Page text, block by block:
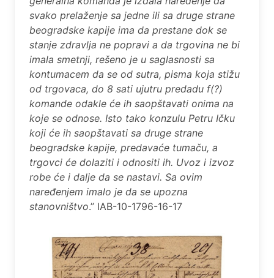
svako prelaženje sa jedne ili sa druge strane
beogradske kapije ima da prestane dok se
stanje zdravlja ne popravi a da trgovina ne bi
imala smetnji, rešeno je u saglasnosti sa
kontumacem da se od sutra, pisma koja stižu
od trgovaca, do 8 sati ujutru predadu f(?)
komande odakle će ih saopštavati onima na
koje se odnose. Isto tako konzulu Petru Ičku
koji će ih saopštavati sa druge strane
beogradske kapije, predavaće tumaču, a
trgovci će dolaziti i odnositi ih. Uvoz i izvoz
robe će i dalje da se nastavi. Sa ovim
naređenjem imalo je da se upozna
stanovništvo.” IAB-10-1796-16-17